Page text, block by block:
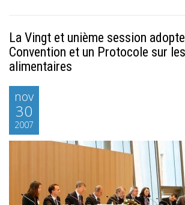
La Vingt et unième session
Convention et un Protocole sur
alimentaires
nov
30
2007